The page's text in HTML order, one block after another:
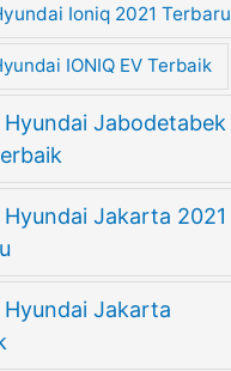
Ioniq 2021 Terbaru
IONIQ EV Terbaik
Hyundai Jabodetabek
Jakarta 2021
Hyundai Jakarta